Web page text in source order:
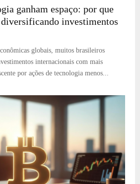
ganham espaço: por que
investimentos
globais, muitos brasileiros
internacionais com mais
por ações de tecnologia menos...